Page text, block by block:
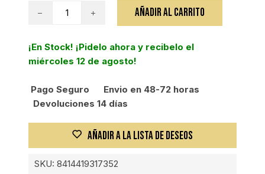
INOFIX
TEXTIL
MARINO
KG*
cantidad
AÑADIR AL CARRITO
¡En Stock! ¡Pidelo ahora y recibelo el
miércoles 12 de agosto!
Pago Seguro
Envio en 48-72 horas
Devoluciones 14 días
AÑADIR A LA LISTA DE DESEOS
SKU:8414419317352